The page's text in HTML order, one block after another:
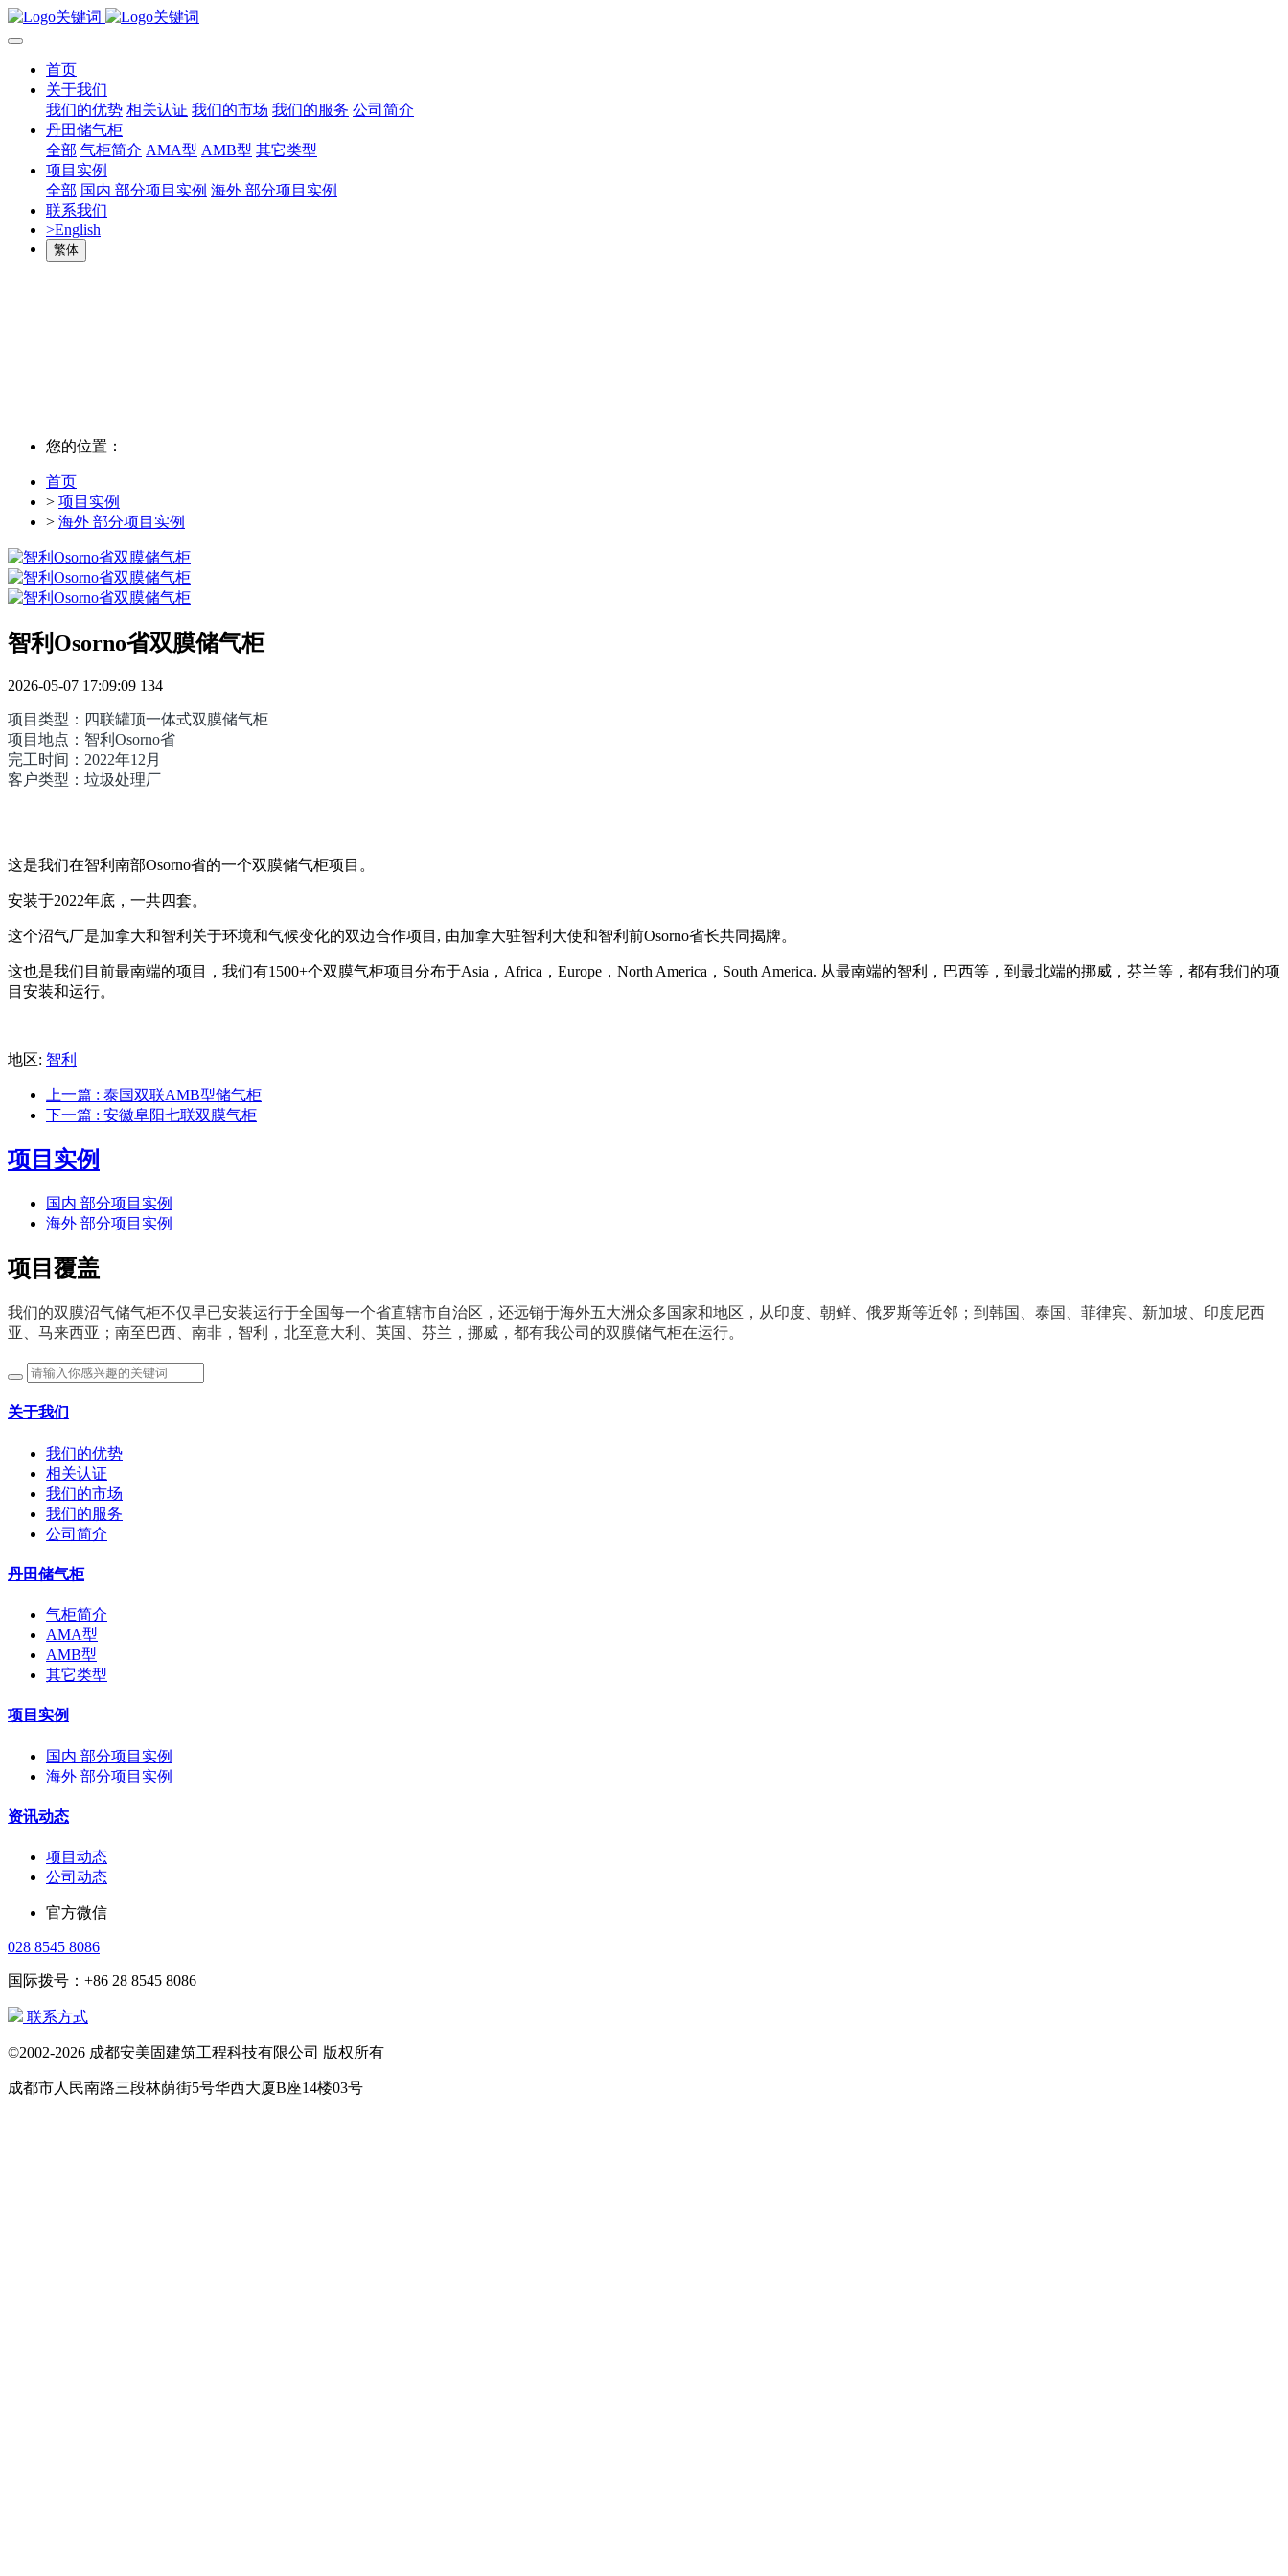
首页
关于我们
我们的优势 相关认证 我们的市场 我们的服务 公司简介
丹田储气柜
全部 气柜简介 AMA型 AMB型 其它类型
项目实例
全部 国内 部分项目实例 海外 部分项目实例
联系我们
>English
繁体
您的位置：
首页
> 项目实例
> 海外 部分项目实例
智利Osorno省双膜储气柜
2026-05-07 17:09:09 134
项目类型：四联罐顶一体式双膜储气柜
项目地点：智利Osorno省
完工时间：2022年12月
客户类型：垃圾处理厂
这是我们在智利南部Osorno省的一个双膜储气柜项目。
安装于2022年底，一共四套。
这个沼气厂是加拿大和智利关于环境和气候变化的双边合作项目, 由加拿大驻智利大使和智利前Osorno省长共同揭牌。
这也是我们目前最南端的项目，我们有1500+个双膜气柜项目分布于Asia，Africa，Europe，North America，South America. 从最南端的智利，巴西等，到最北端的挪威，芬兰等，都有我们的项
目安装和运行。
地区: 智利
上一篇 : 泰国双联AMB型储气柜
下一篇 : 安徽阜阳七联双膜气柜
项目实例
国内 部分项目实例
海外 部分项目实例
项目覆盖
我们的双膜沼气储气柜不仅早已安装运行于全国每一个省直辖市自治区，还远销于海外五大洲众多国家和地区，从印度、朝鲜、俄罗斯等近邻；到 韩国、 泰国、 菲律宾、新加坡、印度尼西
亚、马来西亚；南至巴西、南非，智利，北至意大利、英国、芬兰，挪威，都有我公司的双膜储气柜在运行。
关于我们
我们的优势
相关认证
我们的市场
我们的服务
公司简介
丹田储气柜
气柜简介
AMA型
AMB型
其它类型
项目实例
国内 部分项目实例
海外 部分项目实例
资讯动态
项目动态
公司动态
官方微信
028 8545 8086
国际拨号：+86 28 8545 8086
联系方式
©2002-2026 成都安美固建筑工程科技有限公司 版权所有
成都市人民南路三段林荫街5号华西大厦B座14楼03号